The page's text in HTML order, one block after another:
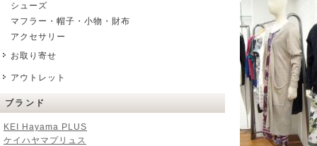
シューズ
マフラー・帽子・小物・財布
アクセサリー
お取り寄せ
アウトレット
ブランド
KEI Hayama PLUS
ケイハヤマプリュス